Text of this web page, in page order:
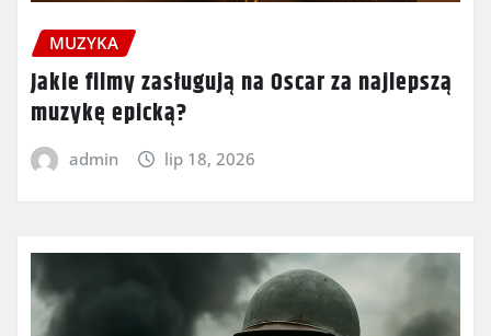
MUZYKA
Jakie filmy zasługują na Oscar za najlepszą
muzykę epicką?
admin lip 18, 2026